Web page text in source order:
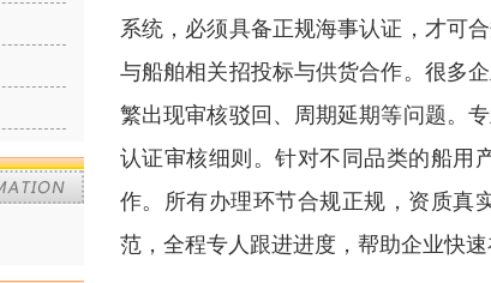
系统，必须具备正规海事认证，才可
与船舶相关招投标与供货合作。很多
繁出现审核驳回、周期延期等问题。
认证审核细则。针对不同品类的船用
作。所有办理环节合规正规，资质真
范，全程专人跟进进度，帮助企业快